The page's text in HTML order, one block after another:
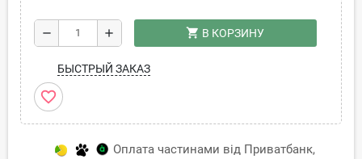
remove add shopping_cart В КОРЗИНУ
БЫСТРЫЙ ЗАКАЗ
favorite_border
Оплата частинами від Приватбанк,